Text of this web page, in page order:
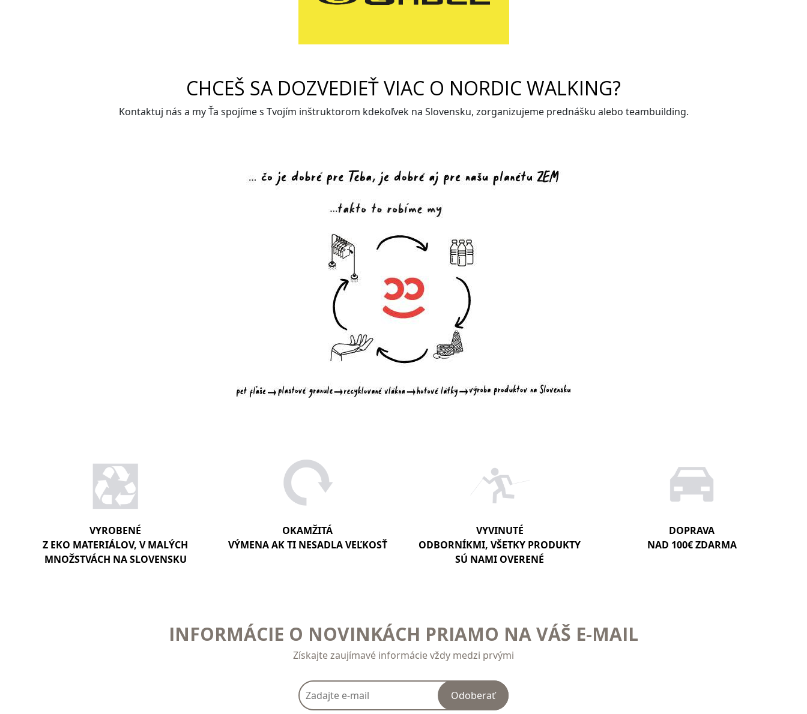
CHCEŠ SA DOZVEDIEŤ VIAC O NORDIC WALKING?
Kontaktuj nás a my Ťa spojíme s Tvojím inštruktorom kdekoľvek na Slovensku, zorganizujeme prednášku alebo teambuilding.
VYROBENÉ
Z EKO MATERIÁLOV, V MALÝCH
MNOŽSTVÁCH NA SLOVENSKU
OKAMŽITÁ
VÝMENA AK TI NESADLA VEĽKOSŤ
VYVINUTÉ
ODBORNÍKMI, VŠETKY PRODUKTY
SÚ NAMI OVERENÉ
DOPRAVA
NAD 100€ ZDARMA
INFORMÁCIE O NOVINKÁCH PRIAMO NA VÁŠ E-MAIL
Získajte zaujímavé informácie vždy medzi prvými
Odoberať